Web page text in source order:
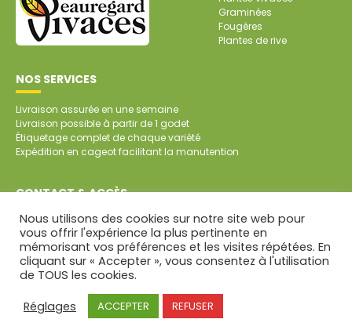
Graminées
Fougères
Plantes de rive
NOS SERVICES
Livraison assurée en une semaine
Livraison possible à partir de 1 godet
Étiquetage complet de chaque variété
Expédition en cageot facilitant la manutention
CONTACT & ACCÈS
SARL Pépinière de Beauregard
Beauregard
79700 SAINT-AUBIN DE BAUBIGNÉ
Tél. : 05 49 81 45 64
Mentions légales
Nous utilisons des cookies sur notre site web pour
vous offrir l'expérience la plus pertinente en
mémorisant vos préférences et les visites répétées. En
cliquant sur « Accepter », vous consentez à l'utilisation
de TOUS les cookies.
Réglages
ACCEPTER REFUSER